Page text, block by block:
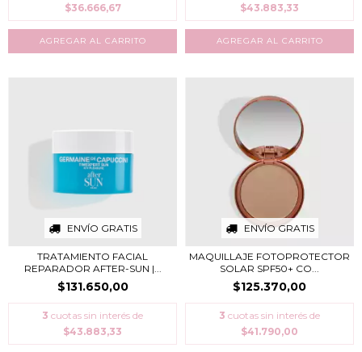
$36.666,67
$43.883,33
ENVÍO GRATIS
TRATAMIENTO FACIAL
REPARADOR AFTER-SUN |...
$131.650,00
3 cuotas sin interés de
$43.883,33
ENVÍO GRATIS
MAQUILLAJE FOTOPROTECTOR
SOLAR SPF50+ CO...
$125.370,00
3 cuotas sin interés de
$41.790,00